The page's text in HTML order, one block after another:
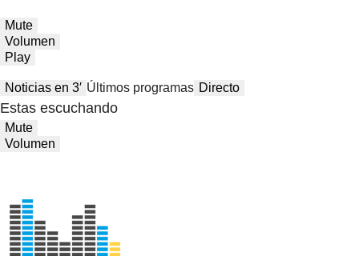
Mute
Volumen
Play
Noticias en 3′ Últimos programas Directo
Estas escuchando
Mute
Volumen